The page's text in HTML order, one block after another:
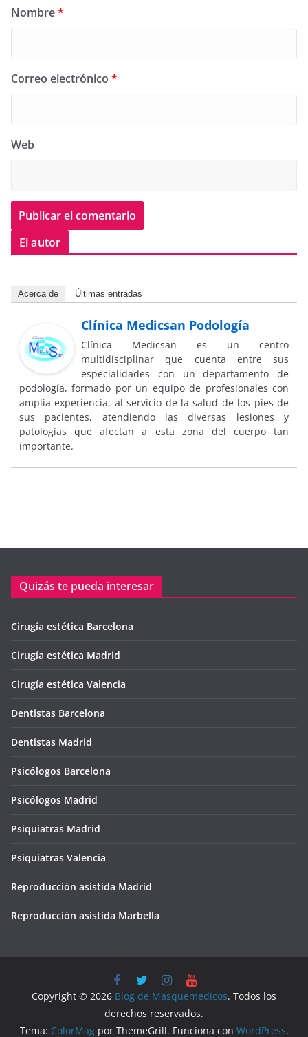
Nombre*
Correo electrónico *
Web
El autor
Acerca de Últimas entradas
Clínica Medicsan Podología
Clínica Medicsan es un centro
multidisciplinar que cuenta entre sus
especialidades con un departamento de
podología, formado por un equipo de profesionales con
amplia experiencia, al servicio de la salud de los pies de
sus pacientes, atendiendo las diversas lesiones y
patologías que afectan a esta zona del cuerpo tan
importante.
Quizás te pueda interesar
Cirugía estética Barcelona
Cirugía estética Madrid
Cirugía estética Valencia
Dentistas Barcelona
Dentistas Madrid
Psicólogos Barcelona
Psicólogos Madrid
Psiquiatras Madrid
Psiquiatras Valencia
Reproducción asistida Madrid
Reproducción asistida Marbella
Copyright © 2026 Blog de Masquemedicos. Todos los
derechos reservados.
Tema: ColorMagpor ThemeGrill. Funciona con WordPress.